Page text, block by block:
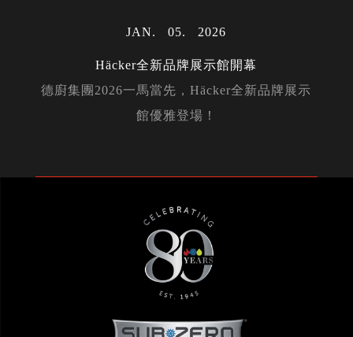
JAN 05 2026
Häcker全新品牌展示館開幕
德廚集團2026一馬當先，Häcker全新品牌展示
館優雅登場！